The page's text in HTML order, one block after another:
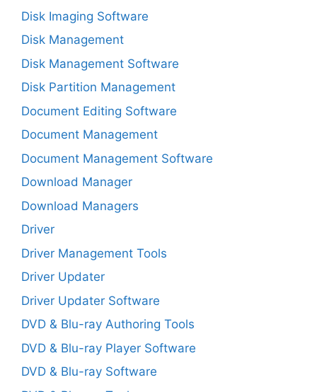
Disk Imaging Software
Disk Management
Disk Management Software
Disk Partition Management
Document Editing Software
Document Management
Document Management Software
Download Manager
Download Managers
Driver
Driver Management Tools
Driver Updater
Driver Updater Software
DVD & Blu-ray Authoring Tools
DVD & Blu-ray Player Software
DVD & Blu-ray Software